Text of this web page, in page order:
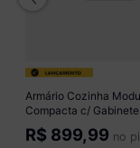
Armário Cozinha
Compacta c/
Balcão p/ Cooktop
Multimóveis MP3775
R$ 899,99 no